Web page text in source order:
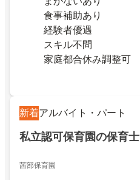
食事補助あり
経験者優遇
スキル不問
家庭都合休み調整可
新着アルバイト・パート
私立認可保育園の保育
茜部保育園